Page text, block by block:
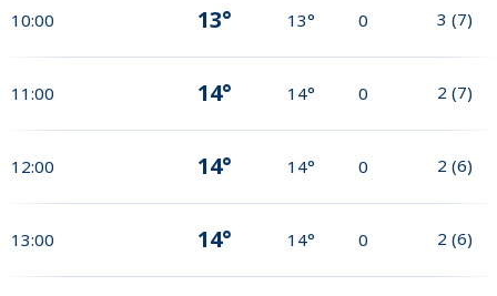
10:00 13° 13° 0 3 (7)
11:00 14° 14° 0 2 (7)
12:00 14° 14° 0 2 (6)
13:00 14° 14° 0 2 (6)